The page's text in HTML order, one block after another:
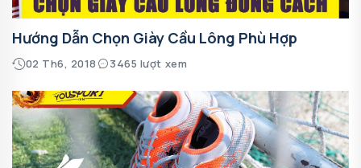
Hướng Dẫn Chọn Giày Cầu Lông Phù Hợp
02 Th6, 2018 3465 lượt xem